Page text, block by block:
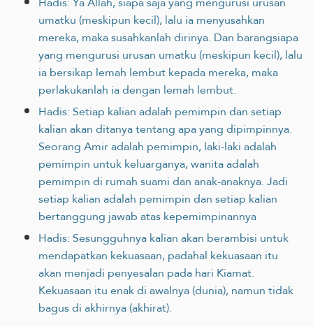
umatku (meskipun kecil), lalu ia menyusahkan
mereka, maka susahkanlah dirinya. Dan barangsiapa
yang mengurusi urusan umatku (meskipun kecil), lalu
ia bersikap lemah lembut kepada mereka, maka
perlakukanlah ia dengan lemah lembut.
Hadis: Setiap kalian adalah pemimpin dan setiap
kalian akan ditanya tentang apa yang dipimpinnya.
Seorang Amir adalah pemimpin, laki-laki adalah
pemimpin untuk keluarganya, wanita adalah
pemimpin di rumah suami dan anak-anaknya. Jadi
setiap kalian adalah pemimpin dan setiap kalian
bertanggung jawab atas kepemimpinannya
Hadis: Sesungguhnya kalian akan berambisi untuk
mendapatkan kekuasaan, padahal kekuasaan itu
akan menjadi penyesalan pada hari Kiamat.
Kekuasaan itu enak di awalnya (dunia), namun tidak
bagus di akhirnya (akhirat).